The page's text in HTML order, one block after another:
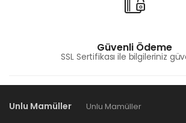
Güvenli Ödeme
SSL Sertifikası ile bilgileriniz
Unlu Mamüller Unlu Mamüller